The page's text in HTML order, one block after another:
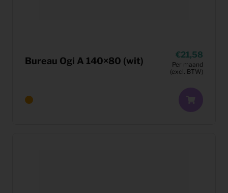
Bureau Ogi A 140×80 (wit)
21,58
Per maand
(excl. BTW)